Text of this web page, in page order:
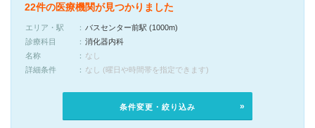
22件の医療機関が見つかりました
エリア・駅
バスセンター前駅 (1000m)
診療科目
消化器内科
名称
なし
詳細条件
なし (曜日や時間帯を指定できます)
条件変更・絞り込み